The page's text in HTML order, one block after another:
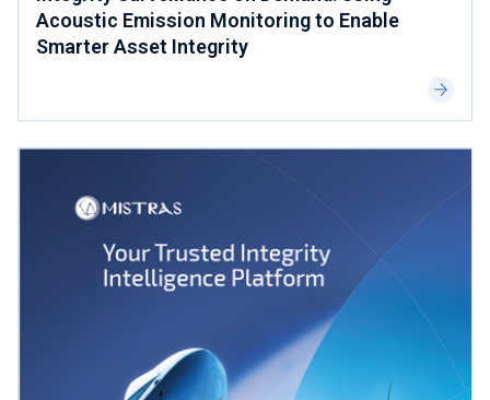
Acoustic Emission Monitoring to Enable
Smarter Asset Integrity